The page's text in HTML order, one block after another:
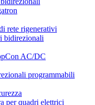
rete rigenerativi
bidirezionali
AC/DC
programmabili
per quadri elettrici